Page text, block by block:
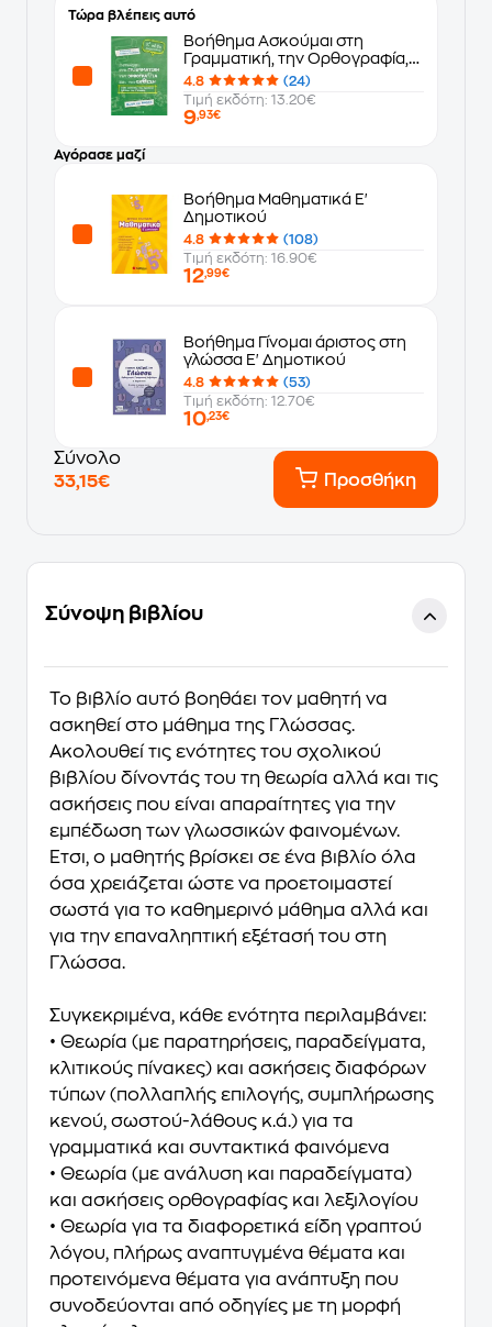
Τώρα βλέπεις αυτό
Βοήθημα Ασκούμαι στη
Γραμματική, την Ορθογραφία,
και την Έκθεση Ε' Δημοτικού
4.8
(24)
Τιμή εκδότη: 13.20€
9,93€
Αγόρασε μαζί
Βοήθημα Μαθηματικά Ε'
Δημοτικού
4.8
(108)
Τιμή εκδότη: 16.90€
12,99€
Βοήθημα Γίνομαι άριστος στη
γλώσσα Ε' Δημοτικού
4.8
(53)
Τιμή εκδότη: 12.70€
10,23€
Σύνολο
33,15€
Προσθήκη
Σύνοψη βιβλίου
Το βιβλίο αυτό βοηθάει τον μαθητή να
ασκηθεί στο μάθημα της Γλώσσας.
Ακολουθεί τις ενότητες του σχολικού
βιβλίου δίνοντάς του τη θεωρία αλλά και τις
ασκήσεις που είναι απαραίτητες για την
εμπέδωση των γλωσσικών φαινομένων.
Έτσι, ο μαθητής βρίσκει σε ένα βιβλίο όλα
όσα χρειάζεται ώστε να προετοιμαστεί
σωστά για το καθημερινό μάθημα αλλά και
για την επαναληπτική εξέτασή του στη
Γλώσσα.
Συγκεκριμένα, κάθε ενότητα περιλαμβάνει:
• Θεωρία (με παρατηρήσεις, παραδείγματα,
κλιτικούς πίνακες) και ασκήσεις διαφόρων
τύπων (πολλαπλής επιλογής, συμπλήρωσης
κενού, σωστού-λάθους κ.ά.) για τα
γραμματικά και συντακτικά φαινόμενα
• Θεωρία (με ανάλυση και παραδείγματα)
και ασκήσεις ορθογραφίας και λεξιλογίου
• Θεωρία για τα διαφορετικά είδη γραπτού
λόγου, πλήρως αναπτυγμένα θέματα και
προτεινόμενα θέματα για ανάπτυξη που
συνοδεύονται από οδηγίες με τη μορφή